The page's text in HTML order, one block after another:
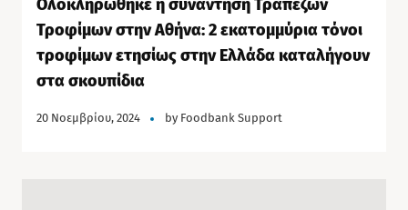
Ολοκληρώθηκε η συνάντηση Τραπεζών
Τροφίμων στην Αθήνα: 2 εκατομμύρια τόνοι
τροφίμων ετησίως στην Ελλάδα καταλήγουν
στα σκουπίδια
20 Νοεμβρίου, 2024 by Foodbank Support